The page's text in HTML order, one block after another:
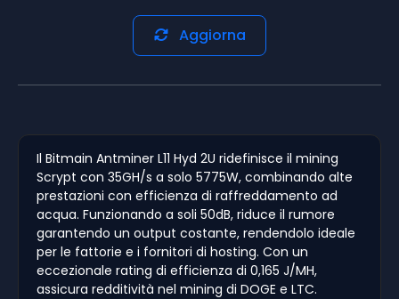
Aggiorna
Il Bitmain Antminer L11 Hyd 2U ridefinisce il mining
Scrypt con 35GH/s a solo 5775W, combinando alte
prestazioni con efficienza di raffreddamento ad
acqua. Funzionando a soli 50dB, riduce il rumore
garantendo un output costante, rendendolo ideale
per le fattorie e i fornitori di hosting. Con un
eccezionale rating di efficienza di 0,165 J/MH,
assicura redditività nel mining di DOGE e LTC.